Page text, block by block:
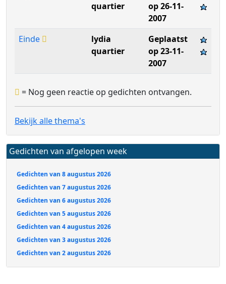
quartier
op 26-11-
2007
Einde
lydia
quartier
Geplaatst
op 23-11-
2007
= Nog geen reactie op gedichten ontvangen.
Bekijk alle thema's
Gedichten van afgelopen week
Gedichten van 8 augustus 2026
Gedichten van 7 augustus 2026
Gedichten van 6 augustus 2026
Gedichten van 5 augustus 2026
Gedichten van 4 augustus 2026
Gedichten van 3 augustus 2026
Gedichten van 2 augustus 2026